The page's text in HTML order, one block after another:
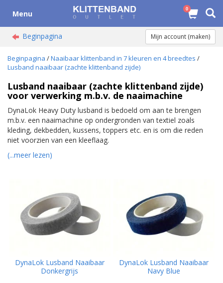
Menu 0
Beginpagina Mijn account (maken)
Beginpagina /Naaibaar klittenband in 7 kleuren en 4 breedtes /
Lusband naaibaar (zachte klittenband zijde)
Lusband naaibaar (zachte klittenband zijde)
voor verwerking m.b.v. de naaimachine
DynaLok Heavy Duty lusband is bedoeld om aan te brengen
m.b.v. een naaimachine op ondergronden van textiel zoals
kleding, dekbedden, kussens, toppers etc. en is om die reden
niet voorzien van een kleeflaag.
(...meer lezen)
DynaLok Lusband Naaibaar
Donkergrijs
DynaLok Lusband Naaibaar
Navy Blue